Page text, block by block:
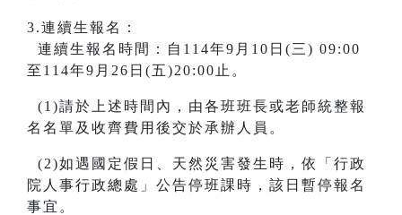
3.連續生報名：
連續生報名時間：自114年9月10日(三) 09:00
至114年9月26日(五)20:00止。
(1)請於上述時間內，由各班班長或老師統整報
名名單及收齊費用後交於承辦人員。
(2)如遇國定假日、天然災害發生時，依「行政
院人事行政總處」公告停班課時，該日暫停報名
事宜。